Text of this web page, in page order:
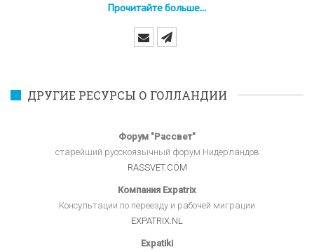
Прочитайте больше...
ДРУГИЕ РЕСУРСЫ О ГОЛЛАНДИИ
Форум "Рассвет"
старейший русскоязычный форум Нидерландов
RASSVET.COM
Компания Expatrix
Консультации по переезду и рабочей миграции
EXPATRIX.NL
Expatiki